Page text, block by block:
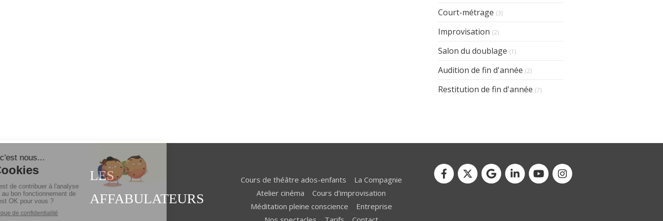
Court-métrage (3)
Improvisation (2)
Salon du doublage (1)
Audition de fin d'année (2)
Restitution de fin d'année (7)
LES
AFFABULATEURS
Cours de théâtre ados-enfants
La Compagnie
Atelier cinéma
Cours d'improvisation
Méditation pleine conscience
Entreprise